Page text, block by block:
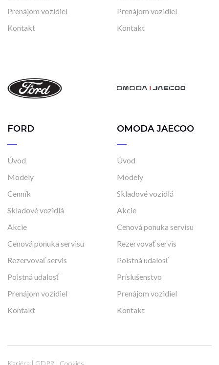
Prenájom vozidiel
Kontakt
Prenájom vozidiel
Kontakt
FORD
Úvod
Modely
Cenník
Skladové vozidlá
Akcie
Cenová ponuka servisu
Rezervovať servis
Poistná udalosť
Prenájom vozidiel
Kontakt
OMODA JAECOO
Úvod
Modely
Skladové vozidlá
Akcie
Cenová ponuka servisu
Rezervovať servis
Poistná udalosť
Príslušenstvo
Prenájom vozidiel
Kontakt